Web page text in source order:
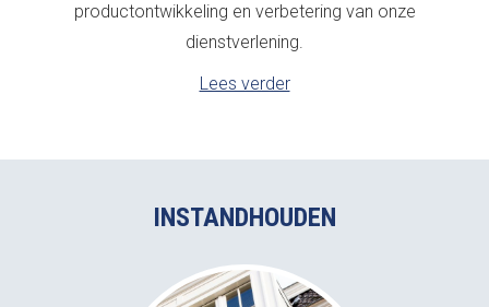
productontwikkeling en verbetering van onze
dienstverlening.
Lees verder
INSTANDHOUDEN